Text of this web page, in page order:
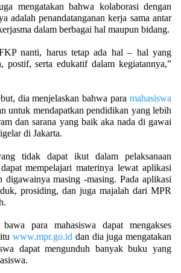
mengatakan bahwa kolaborasi dengan
adalah penandatanganan kerja sama antar
dalam berbagai hal maupun bidang.
nanti, harus tetap ada hal – hal yang
postif, serta edukatif dalam kegiatannya,”
dia menjelaskan bahwa para mahasiswa
untuk mendapatkan pendidikan yang lebih
dan sarana yang baik aka nada di gawai
di Jakarta.
tidak dapat ikut dalam pelaksanaan
mempelajari materinya lewat aplikasi
digawainya masing -masing. Pada aplikasi
prosiding, dan juga majalah dari MPR
para mahasiswa dapat mengakses
www.mpr.go.id dan dia juga mengatakan
dapat mengunduh banyak buku yang